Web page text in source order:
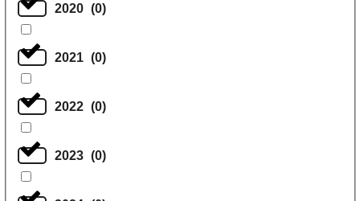
2020 (0)
2021 (0)
2022 (0)
2023 (0)